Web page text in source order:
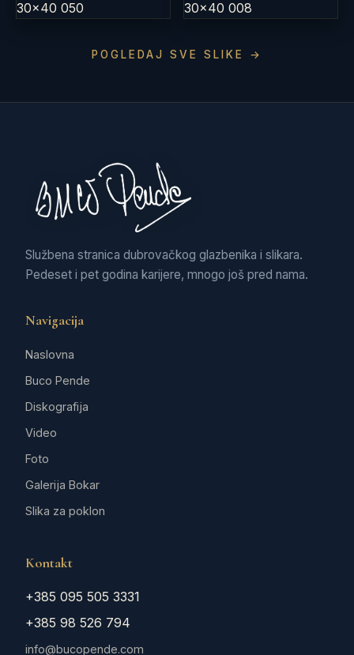
POGLEDAJ SVE SLIKE →
Službena stranica dubrovačkog glazbenika i slikara.
Pedeset i pet godina karijere, mnogo još pred nama.
Navigacija
Naslovna
Buco Pende
Diskografija
Video
Foto
Galerija Bokar
Slika za poklon
Kontakt
+385 095 505 3331
+385 98 526 794
info@bucopende.com